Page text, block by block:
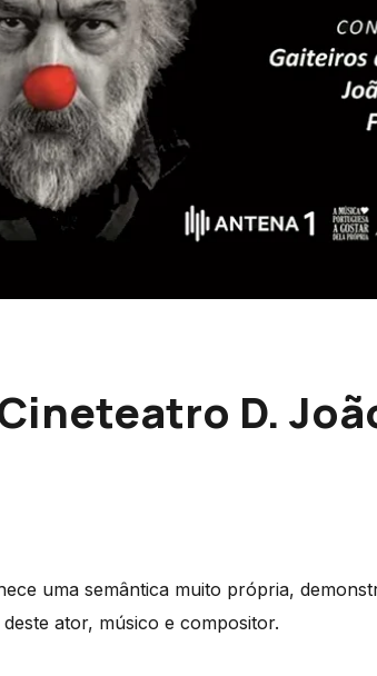
D.
uma semântica muito própria,
ator, músico e compositor.